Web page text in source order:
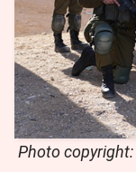
Photo copyright: